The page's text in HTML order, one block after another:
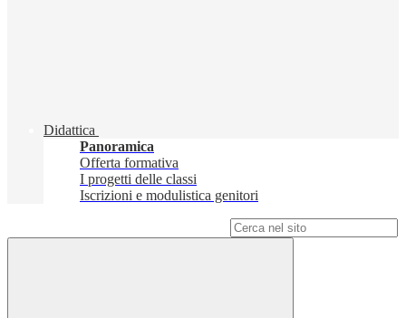
Didattica
Panoramica
Offerta formativa
I progetti delle classi
Iscrizioni e modulistica genitori